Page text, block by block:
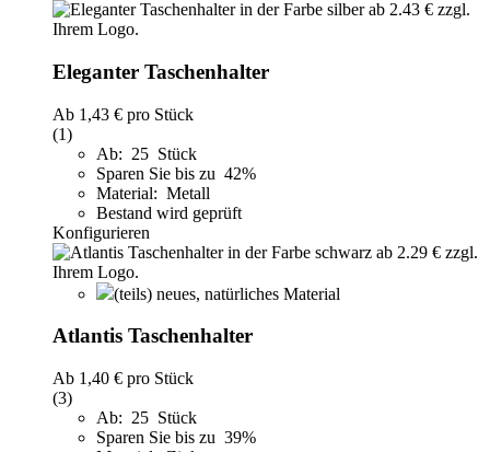
Eleganter Taschenhalter
Ab 1,43 € pro Stück
(1)
Ab: 25 Stück
Sparen Sie bis zu 42%
Material: Metall
Bestand wird geprüft
Konfigurieren
(teils) neues, natürliches Material
Atlantis Taschenhalter
Ab 1,40 € pro Stück
(3)
Ab: 25 Stück
Sparen Sie bis zu 39%